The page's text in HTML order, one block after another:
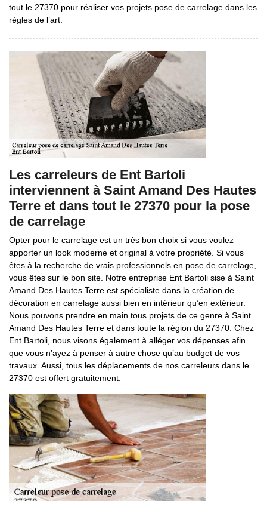
tout le 27370 pour réaliser vos projets pose de carrelage dans les
règles de l’art.
Les carreleurs de Ent Bartoli
interviennent à Saint Amand Des Hautes
Terre et dans tout le 27370 pour la pose
de carrelage
Opter pour le carrelage est un très bon choix si vous voulez
apporter un look moderne et original à votre propriété. Si vous
êtes à la recherche de vrais professionnels en pose de carrelage,
vous êtes sur le bon site. Notre entreprise Ent Bartoli sise à Saint
Amand Des Hautes Terre est spécialiste dans la création de
décoration en carrelage aussi bien en intérieur qu’en extérieur.
Nous pouvons prendre en main tous projets de ce genre à Saint
Amand Des Hautes Terre et dans toute la région du 27370. Chez
Ent Bartoli, nous visons également à alléger vos dépenses afin
que vous n’ayez à penser à autre chose qu’au budget de vos
travaux. Aussi, tous les déplacements de nos carreleurs dans le
27370 est offert gratuitement.